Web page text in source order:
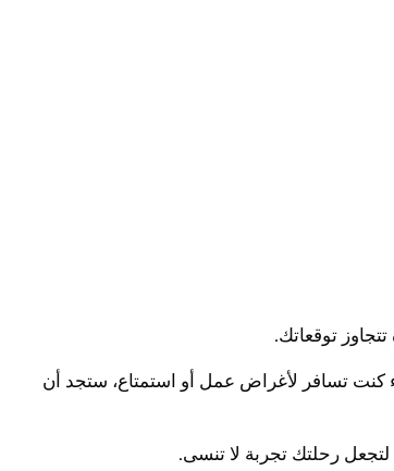
توقعاتك.
كنت تسافر لأغراض عمل أو استمتاع، ستجد أن
رحلتك تجربة لا تنسى.